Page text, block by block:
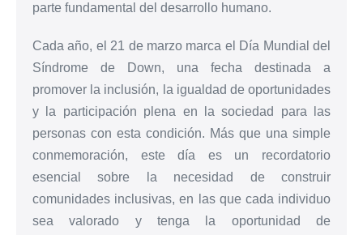
parte fundamental del desarrollo humano.
Cada año, el 21 de marzo marca el Día Mundial del
Síndrome de Down, una fecha destinada a
promover la inclusión, la igualdad de oportunidades
y la participación plena en la sociedad para las
personas con esta condición. Más que una simple
conmemoración, este día es un recordatorio
esencial sobre la necesidad de construir
comunidades inclusivas, en las que cada individuo
sea valorado y tenga la oportunidad de